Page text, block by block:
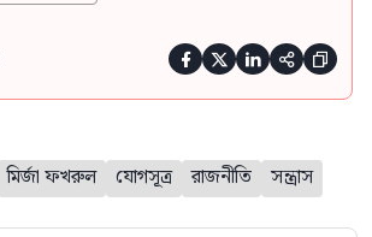
    
মির্জা ফখরুল যোগসূত্র রাজনীতি সন্ত্রাস